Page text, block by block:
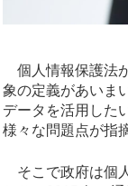
個人情報保護法
象の定義があいま
データを活用した
様々な問題点が指
そこで政府は個